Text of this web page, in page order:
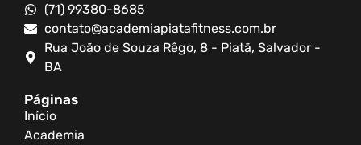
(71) 99380-8685
contato@academiapiatafitness.com.br
Rua João de Souza Rêgo, 8 - Piatã, Salvador -
BA
Páginas
Início
Academia